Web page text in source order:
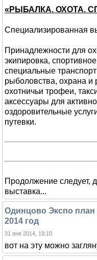
«РЫБАЛКА. ОХОТА.
Специализированная
Принадлежности для
экипировка,
специальные
рыболовства, охрана и
охотничьи трофеи,
аксессуары для
оздоровительные
путевки.
Продолжение следует,
выставка...
Одинцово Экспо
2014 год
31 янв 2014, 19:10
вот на эту можно